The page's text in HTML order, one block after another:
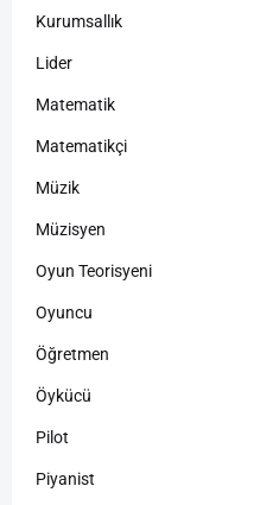
Kurumsallık
Lider
Matematik
Matematikçi
Müzik
Müzisyen
Oyun Teorisyeni
Oyuncu
Öğretmen
Öykücü
Pilot
Piyanist